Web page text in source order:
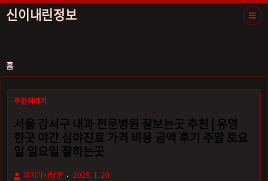
신이내린정보
홈
추천이야기
서울 강서구 내과 전문병원 잘보는곳 추천 | 유명
한곳 야간 심야진료 가격 비용 금액 후기 주말 토요
일 일요일 잘하는곳
최저가사냥꾼 2025. 1. 20.